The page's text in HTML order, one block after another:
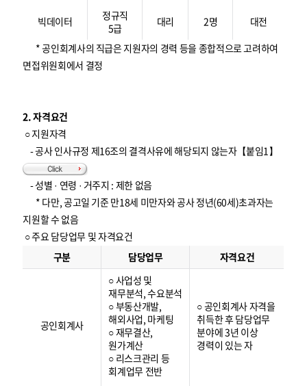
빅데이터
정규직
5급
대리 2명
대전
* 공인회계사의 직급은 지원자의 경력 등을 종합적으로 고려하여
면접위원회에서 결정
2. 자격요건
○ 지원자격
- 공사 인사규정 제16조의 결격사유에 해당되지 않는자【붙임1】
- 성별 · 연령 · 거주지 : 제한 없음
* 다만, 공고일 기준 만18세 미만자와 공사 정년(60세)초과자는
지원할 수 없음
○ 주요 담당업무 및 자격요건
구분 담당업무 자격요건
공인회계사
○ 사업성 및
재무분석, 수요분석
○ 부동산개발,
해외사업, 마케팅
○ 재무결산,
원가계산
○ 리스크관리 등
회계업무 전반
○ 공인회계사 자격을
취득한 후 담당업무
분야에 3년 이상
경력이 있는 자